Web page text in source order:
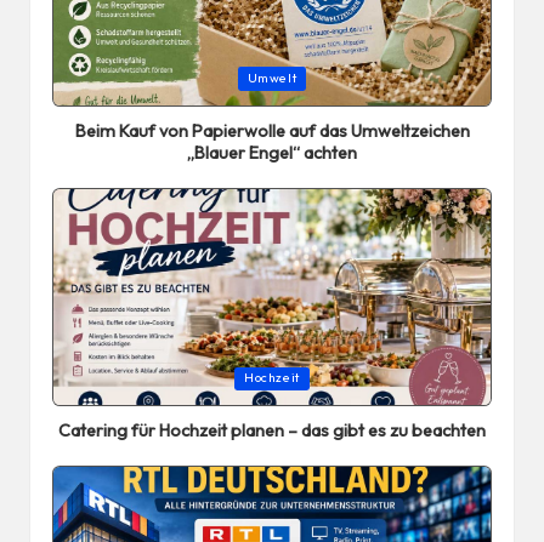
Posted
in
Umwelt
Beim Kauf von Papierwolle auf das Umweltzeichen
„Blauer Engel“ achten
Posted
in
Hochzeit
Catering für Hochzeit planen – das gibt es zu beachten